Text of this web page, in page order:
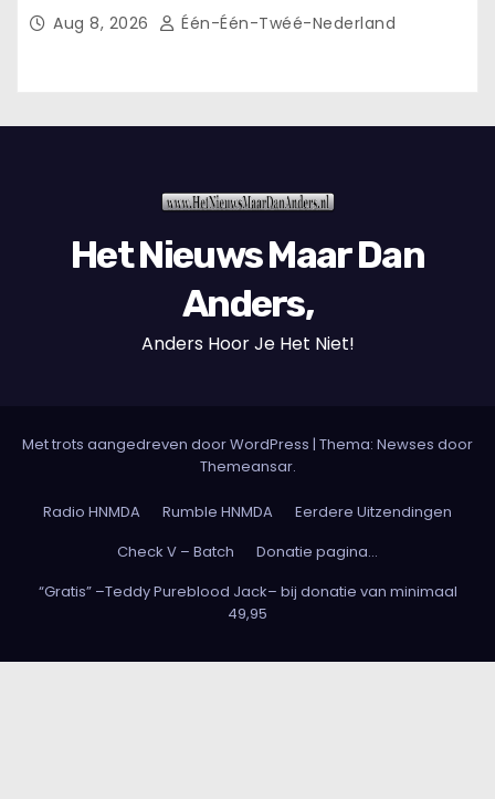
Aug 8, 2026 Één-Één-Twéé-Nederland
Het Nieuws Maar Dan
Anders,
Anders Hoor Je Het Niet!
Met trots aangedreven door WordPress | Thema: Newses door
Themeansar.
Radio HNMDA Rumble HNMDA
Eerdere Uitzendingen
Check V – Batch
Donatie pagina…
“Gratis” –Teddy Pureblood Jack– bij donatie van minimaal
49,95